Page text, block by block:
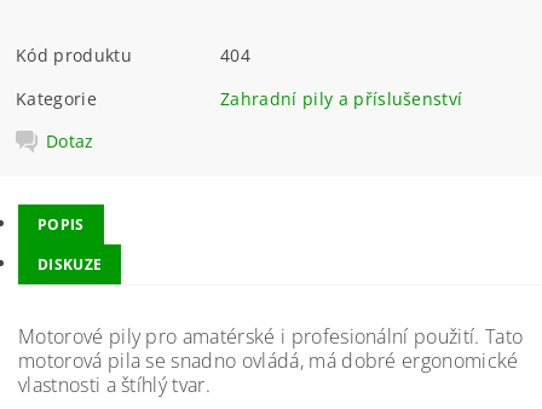
Kód produktu
404
Kategorie
Zahradní pily a příslušenství
Dotaz
POPIS
DISKUZE
Motorové pily pro amatérské i profesionální použití. Tato
motorová pila se snadno ovládá, má dobré ergonomické
vlastnosti a štíhlý tvar.